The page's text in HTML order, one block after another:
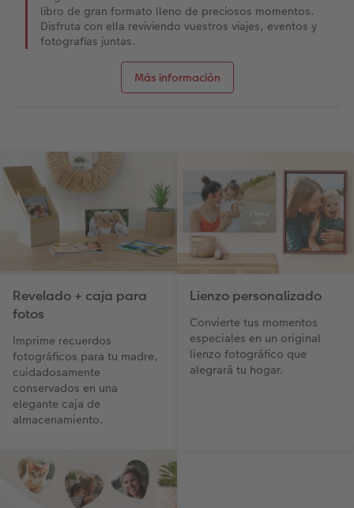
libro de gran formato lleno de preciosos momentos.
Disfruta con ella reviviendo vuestros viajes, eventos y
fotografías juntas.
Más información
Revelado + caja para
fotos
Imprime recuerdos
fotográficos para tu madre,
cuidadosamente
conservados en una
elegante caja de
almacenamiento.
Lienzo personalizado
Convierte tus momentos
especiales en un original
lienzo fotográfico que
alegrará tu hogar.